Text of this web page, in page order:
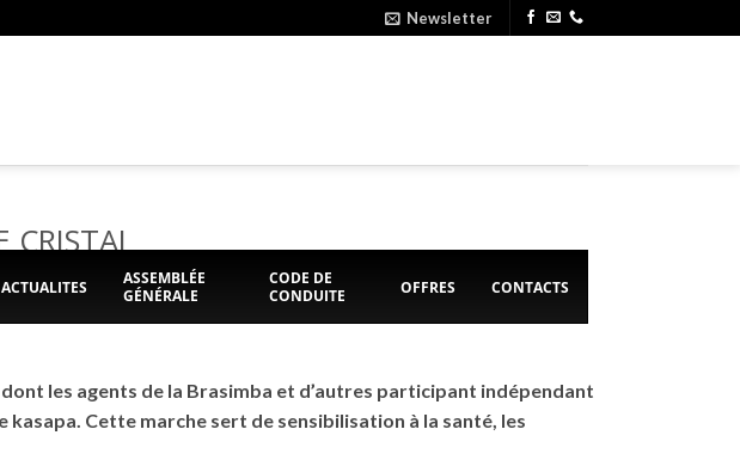
Newsletter
ACTUALITES
ASSEMBLÉE
GÉNÉRALE
CODE DE
CONDUITE
OFFRES CONTACTS
CRISTAL
les agents de la Brasimba et d’autres participant indépendant
Cette marche sert de sensibilisation à la santé, les